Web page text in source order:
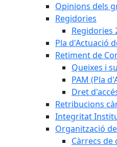
Opinions dels
Regidories
Regidories
Pla d'Actuació
Retiment de
Queixes i
PAM (Pla
Dret
Retribucions
Integritat
Organització
Càrrecs de